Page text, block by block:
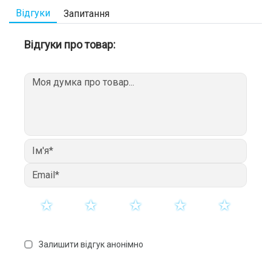
номерами телефону 38 096 88 77 688, 380 93 393 53 43, і
ми підберемо ідеальний товар саме для вас. 💬 Не гайте
Відгуки Запитання
Відгуки про товар:
Залишити відгук анонімно